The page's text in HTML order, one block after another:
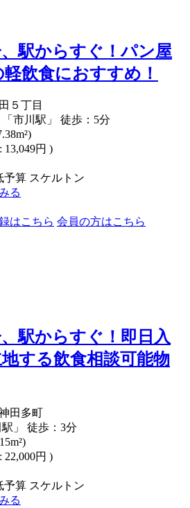
駅からすぐ！パン屋
飲食におすすめ！
５丁目
市川駅」 徒歩：5分
13,049円 )
予算 スケルトン
る
はこちら 会員の方はこちら
駅からすぐ！即日入
する飲食相談可能物
田多町
」 徒歩：3分
22,000円 )
予算 スケルトン
る